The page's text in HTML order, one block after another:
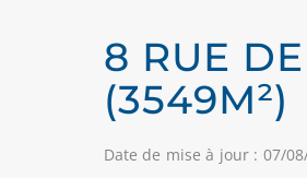
8 RUE
(3549M²)
Date de mise à jour : 07/